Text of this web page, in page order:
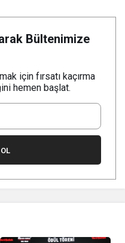
Bültenimize
için fırsatı kaçırma
hemen başlat.